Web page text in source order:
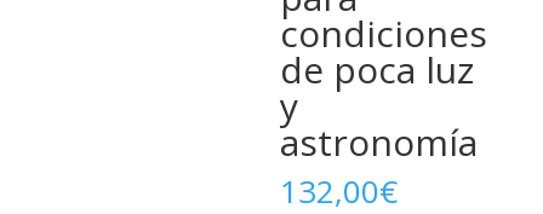
condiciones
de poca luz
y
astronomía
132,00€